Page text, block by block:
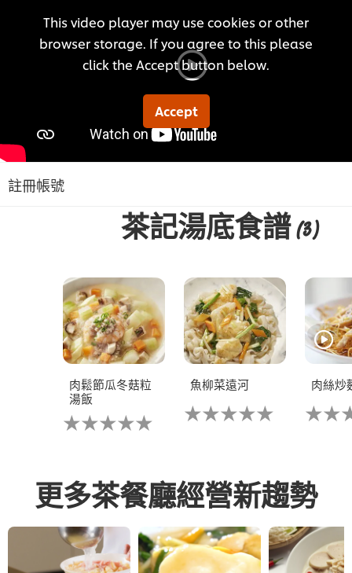
This video player may use cookies or other
browser storage. If you agree to this please
click the Accept button below.
Accept
註冊帳號
茶記湯底食譜(3)
肉鬆節瓜冬菇粒
湯飯
没
有
recipe
提
交
评
级
魚柳菜遠河
没
有
提
交
级
肉絲炒
没
有
提
交
级
更多茶餐廳經營新趨勢